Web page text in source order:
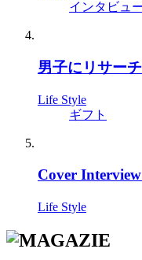
インタビュ
男子にリサー
Life Style
ギフト
Cover
Life Style